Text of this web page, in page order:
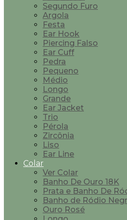
Segundo Furo
Argola
Festa
Ear Hook
Piercing Falso
Ear Cuff
Pedra
Pequeno
Médio
Longo
Grande
Ear Jacket
Trio
Pérola
Zircônia
Liso
Ear Line
Colar
Ver Colar
Banho De Ouro 18K
Prata e Banho De
Banho de Ródio
Ouro Rosé